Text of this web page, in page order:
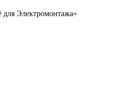
Электромонтажа»